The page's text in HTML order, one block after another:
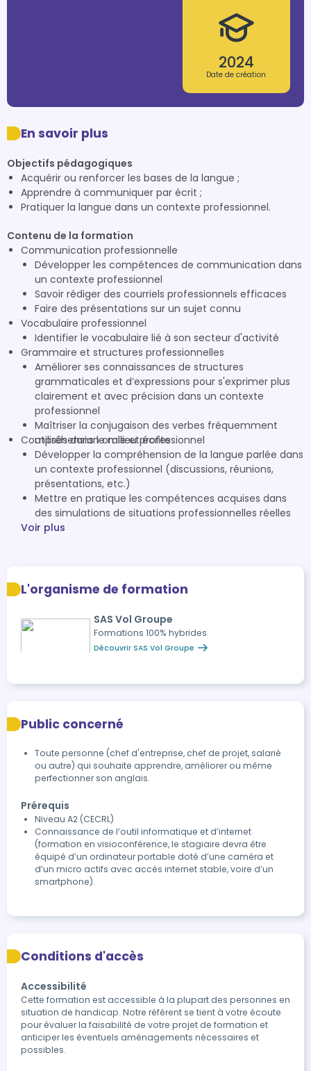
2024
Date de création
En savoir plus
Objectifs pédagogiques
Acquérir ou renforcer les bases de la langue ;
Apprendre à communiquer par écrit ;
Pratiquer la langue dans un contexte professionnel.
Contenu de la formation
Communication professionnelle
Développer les compétences de communication dans
un contexte professionnel
Savoir rédiger des courriels professionnels efficaces
Faire des présentations sur un sujet connu
Vocabulaire professionnel
Identifier le vocabulaire lié à son secteur d'activité
Grammaire et structures professionnelles
Améliorer ses connaissances de structures
grammaticales et d’expressions pour s'exprimer plus
clairement et avec précision dans un contexte
professionnel
Maîtriser la conjugaison des verbes fréquemment
utilisés dans le milieu professionnel
Compréhension orale et écrite
Développer la compréhension de la langue parlée dans
un contexte professionnel (discussions, réunions,
présentations, etc.)
Mettre en pratique les compétences acquises dans
des simulations de situations professionnelles réelles
Voir plus
L'organisme de formation
SAS Vol Groupe
Formations 100% hybrides
Découvrir SAS Vol Groupe
Public concerné
Toute personne (chef d'entreprise, chef de projet, salarié
ou autre) qui souhaite apprendre, améliorer ou même
perfectionner son anglais.
Prérequis
Niveau A2 (CECRL)
Connaissance de l’outil informatique et d’internet
(formation en visioconférence, le stagiaire devra être
équipé d’un ordinateur portable doté d’une caméra et
d’un micro actifs avec accès internet stable, voire d’un
smartphone).
Conditions d'accès
Accessibilité
Cette formation est accessible à la plupart des personnes en
situation de handicap. Notre référent se tient à votre écoute
pour évaluer la faisabilité de votre projet de formation et
anticiper les éventuels aménagements nécessaires et
possibles.